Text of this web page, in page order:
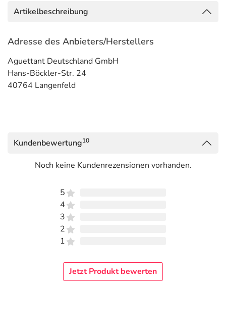
Artikelbeschreibung
Adresse des Anbieters/Herstellers
Aguettant Deutschland GmbH
Hans-Böckler-Str. 24
40764 Langenfeld
Kundenbewertung10
Noch keine Kundenrezensionen vorhanden.
5
4
3
2
1
Jetzt Produkt bewerten